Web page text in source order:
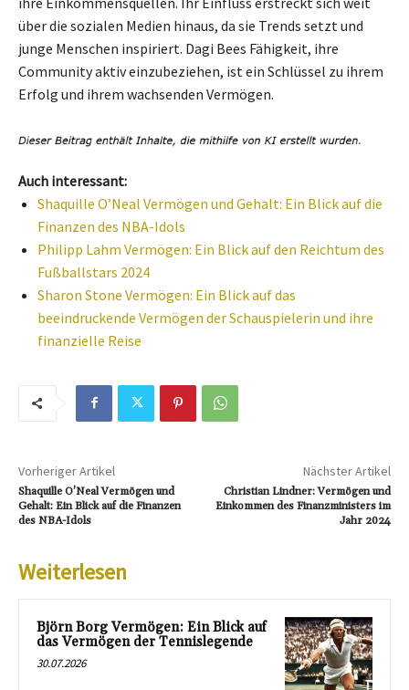
über die sozialen Medien hinaus, da sie Trends setzt und
junge Menschen inspiriert. Dagi Bees Fähigkeit, ihre
Community aktiv einzubeziehen, ist ein Schlüssel zu ihrem
Erfolg und ihrem wachsenden Vermögen.
Auch interessant:
Shaquille O’Neal Vermögen und Gehalt: Ein Blick auf die
Finanzen des NBA-Idols
Philipp Lahm Vermögen: Ein Blick auf den Reichtum des
Fußballstars 2024
Sharon Stone Vermögen: Ein Blick auf das
beeindruckende Vermögen der Schauspielerin und ihre
finanzielle Reise
Vorheriger Artikel
Shaquille O’Neal Vermögen und
Gehalt: Ein Blick auf die Finanzen
des NBA-Idols
Nächster Artikel
Christian Lindner: Vermögen und
Einkommen des Finanzministers im
Jahr 2024
Weiterlesen
Björn Borg Vermögen: Ein Blick auf
das Vermögen der Tennislegende
30.07.2026